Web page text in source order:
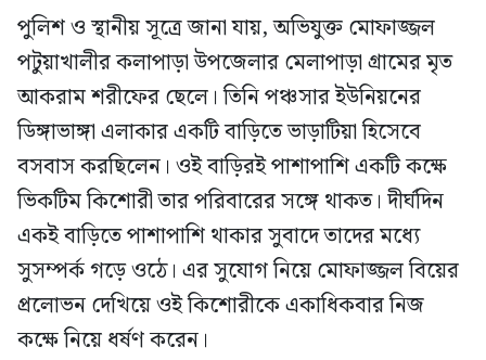
​পুলিশ ও স্থানীয় সূত্রে জানা যায়, অভিযুক্ত মোফাজ্জল
পটুয়াখালীর কলাপাড়া উপজেলার মেলাপাড়া গ্রামের মৃত
আকরাম শরীফের ছেলে। তিনি পঞ্চসার ইউনিয়নের
ডিঙ্গাভাঙ্গা এলাকার একটি বাড়িতে ভাড়াটিয়া হিসেবে
বসবাস করছিলেন। ওই বাড়িরই পাশাপাশি একটি কক্ষে
ভিকটিম কিশোরী তার পরিবারের সঙ্গে থাকত। দীর্ঘদিন
একই বাড়িতে পাশাপাশি থাকার সুবাদে তাদের মধ্যে
সুসম্পর্ক গড়ে ওঠে। এর সুযোগ নিয়ে মোফাজ্জল বিয়ের
প্রলোভন দেখিয়ে ওই কিশোরীকে একাধিকবার নিজ
কক্ষে নিয়ে ধর্ষণ করেন।